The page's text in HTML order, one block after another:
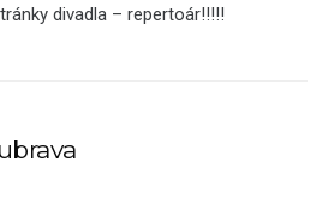
divadla – repertoár!!!!!